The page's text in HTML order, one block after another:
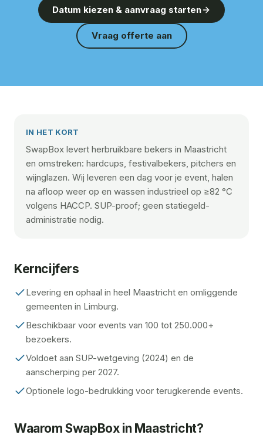
Datum kiezen & aanvraag starten
Vraag offerte aan
IN HET KORT
SwapBox levert herbruikbare bekers in Maastricht
en omstreken: hardcups, festivalbekers, pitchers en
wijnglazen. Wij leveren een dag voor je event, halen
na afloop weer op en wassen industrieel op ≥82 °C
volgens HACCP. SUP-proof; geen statiegeld-
administratie nodig.
Kerncijfers
Levering en ophaal in heel Maastricht en omliggende
gemeenten in Limburg.
Beschikbaar voor events van 100 tot 250.000+
bezoekers.
Voldoet aan SUP-wetgeving (2024) en de
aanscherping per 2027.
Optionele logo-bedrukking voor terugkerende events.
Waarom SwapBox in Maastricht?